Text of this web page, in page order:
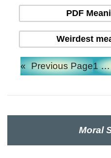
PDF
Weirdest
« Previous Page1 …
Moral